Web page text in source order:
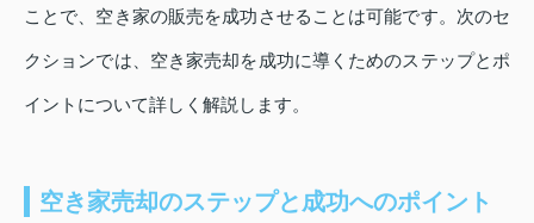
ことで、空き家の販売を成功させることは可能です。次のセ
クションでは、空き家売却を成功に導くためのステップとポ
イントについて詳しく解説します。
空き家売却のステップと成功へのポイント